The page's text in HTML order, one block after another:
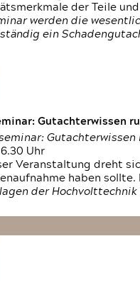
der Teile
werden die
ein
Gutachterwissen
Uhr
Veranstaltung dreht
haben
der